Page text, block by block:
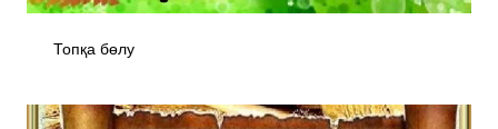
Топқа бөлу